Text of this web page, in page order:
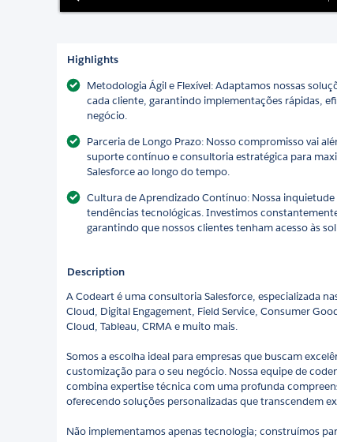
Highlights
Metodologia Ágil e Flexível: Adaptamos nossas
cada cliente, garantindo implementações rápidas,
negócio.
Parceria de Longo Prazo: Nosso compromisso vai
suporte contínuo e consultoria estratégica para
Salesforce ao longo do tempo.
Cultura de Aprendizado Contínuo: Nossa
tendências tecnológicas. Investimos
garantindo que nossos clientes tenham acesso às
Description
A Codeart é uma consultoria Salesforce, especializada
Cloud, Digital Engagement, Field Service, Consumer
Cloud, Tableau, CRMA e muito mais.
Somos a escolha ideal para empresas que buscam
customização para o seu negócio. Nossa equipe de
combina expertise técnica com uma profunda
oferecendo soluções personalizadas que transcendem
Não implementamos apenas tecnologia; construímos